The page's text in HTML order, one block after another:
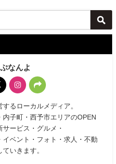
なんよ
るローカルメディア。
子町・西予市エリアのOPEN
ービス・グルメ・
イベント・フォト・求人・不動
いきます。